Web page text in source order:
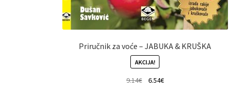
Priručnik za voće – JABUKA & KRUŠKA
AKCIJA!
9.14€ 6.54€